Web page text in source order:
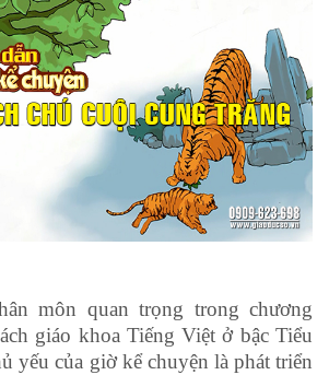
môn quan trọng trong chương
giáo khoa Tiếng Việt ở bậc Tiểu
yếu của giờ kể chuyện là phát triển